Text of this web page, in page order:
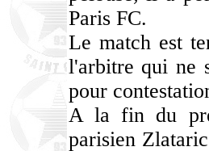
Paris FC.
Le match est
l'arbitre qui ne
pour
A la fin du
parisien